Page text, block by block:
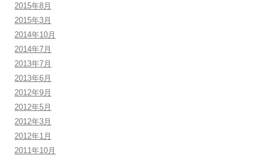
2015年8月
2015年3月
2014年10月
2014年7月
2013年7月
2013年6月
2012年9月
2012年5月
2012年3月
2012年1月
2011年10月